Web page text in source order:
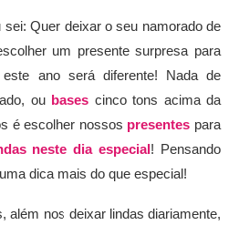
Quer deixar o seu namorado de
um presente surpresa para
ano será diferente! Nada de
ou bases cinco tons acima da
é escolher nossos presentes para
neste dia especial! Pensando
dica mais do que especial!
além nos deixar lindas diariamente,